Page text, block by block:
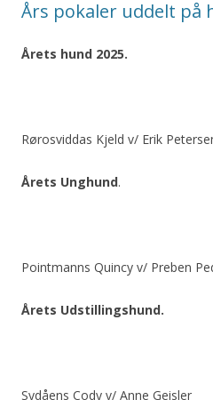
Års pokaler uddelt på
Årets hund 2025.
Rørosviddas Kjeld v/ Erik
Årets Unghund.
Pointmanns Quincy v/ Preben
Årets Udstillingshund.
Sydåens Cody v/ Anne Geisler